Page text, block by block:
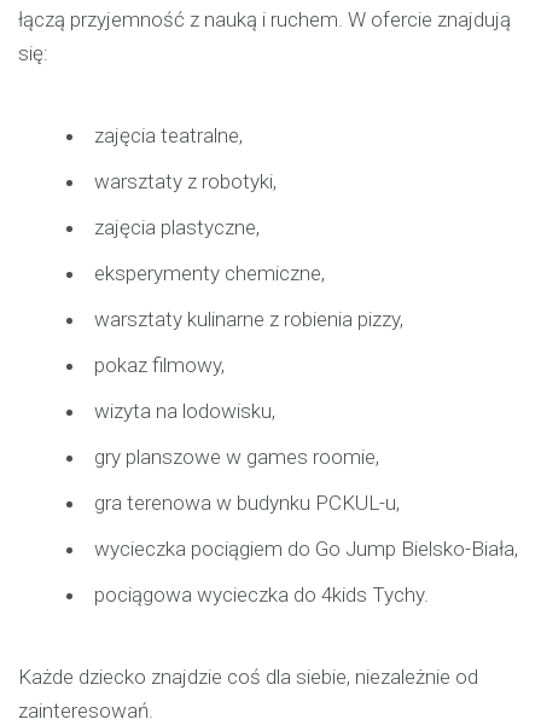
łączą przyjemność z nauką i ruchem. W ofercie znajdują
się:
zajęcia teatralne,
warsztaty z robotyki,
zajęcia plastyczne,
eksperymenty chemiczne,
warsztaty kulinarne z robienia pizzy,
pokaz filmowy,
wizyta na lodowisku,
gry planszowe w games roomie,
gra terenowa w budynku PCKUL-u,
wycieczka pociągiem do Go Jump Bielsko-Biała,
pociągowa wycieczka do 4kids Tychy.
Każde dziecko znajdzie coś dla siebie, niezależnie od
zainteresowań.